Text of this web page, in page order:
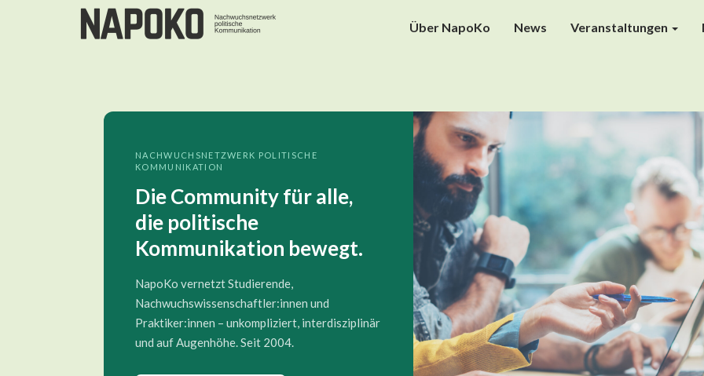
Über NapoKo News Veranstaltungen
NACHWUCHSNETZWERK POLITISCHE
KOMMUNIKATION
Die Community für alle,
die politische
Kommunikation bewegt.
NapoKo vernetzt Studierende,
Nachwuchswissenschaftler:innen und
Praktiker:innen – unkompliziert, interdisziplinär
und auf Augenhöhe. Seit 2004.